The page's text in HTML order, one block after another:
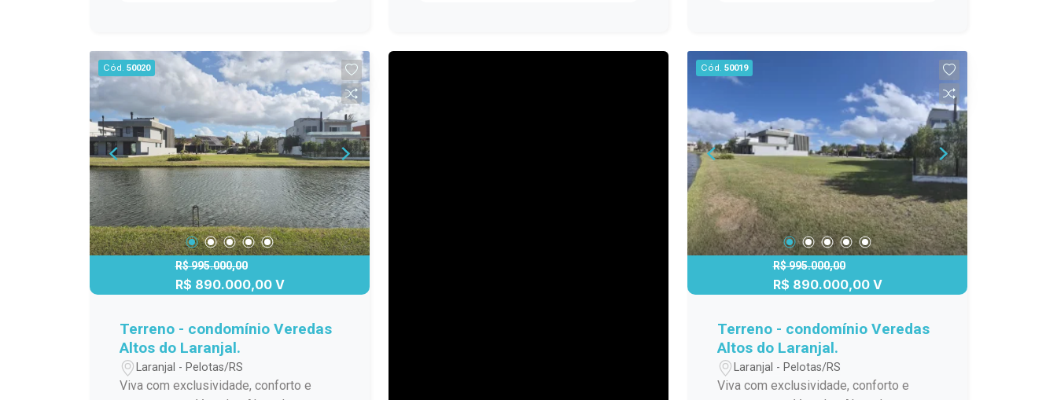
metragem generosa e inúmeras
possibilidades para criar um projeto
exclusivo para sua família.
metragem generosa e inúmeras
possibilidades para criar um projeto
exclusivo para sua família.
Cód. 50020
R$ 995.000,00
R$ 890.000,00 V
Terreno - condomínio Veredas
Altos do Laranjal.
Laranjal - Pelotas/RS
Viva com exclusividade, conforto e
Cód. 50019
R$ 995.000,00
R$ 890.000,00 V
Terreno - condomínio Veredas
Altos do Laranjal.
Laranjal - Pelotas/RS
Viva com exclusividade, conforto e